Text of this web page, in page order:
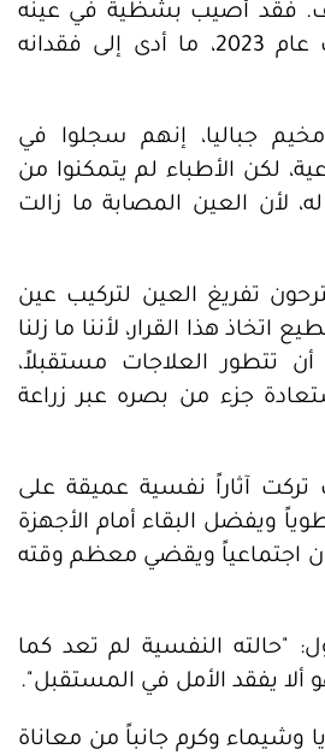
فقد أصيب بشظية في عينه
اليسرى خلال الحرب عام 2023، ما أدى إلى فقدانه
جباليا، إنهم سجلوا في
لكن الأطباء لم يتمكنوا من
لأن العين المصابة ما زالت
تفريغ العين لتركيب عين
اتخاذ هذا القرار، لأننا ما زلنا
تتطور العلاجات مستقبلاً،
جزء من بصره عبر زراعة
تركت آثاراً نفسية عميقة على
ويفضل البقاء أمام الأجهزة
كان اجتماعياً ويقضي معظم وقته
"حالته النفسية لم تعد كما
ألا يفقد الأمل في المستقبل".
وكرم جانباً من معاناة